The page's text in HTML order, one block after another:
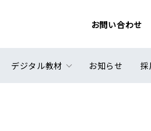
お問い合わせ
デジタル教材 お知らせ 採